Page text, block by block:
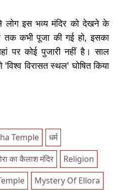
लोग इस भव्य मंदिर को देखने के
कभी पूजा की गई हो, इसका
पर कोई पुजारी नहीं है। साल
विरासत स्थल' घोषित किया
Temple
धर्म
का कैलाश मंदिर
Religion
Mystery Of Ellora